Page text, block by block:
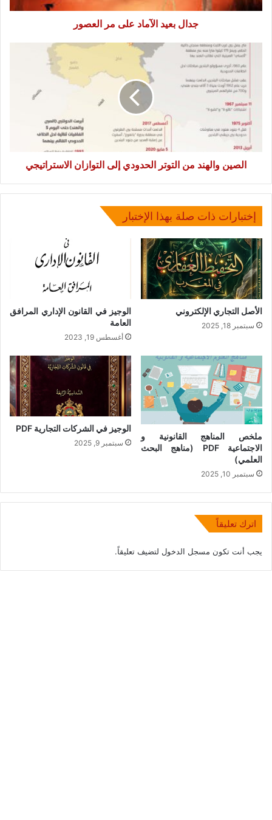
جدال بعيد الآماد على مر العصور
الصين
التوتر
الحدودي
التوازان
الاستراتيجي
الصين والهند من التوتر الحدودي إلى التوازان الاستراتيجي
إختبارات ذات صلة بهذا الإختبار
الأصل التجاري الإلكتروني
سبتمبر 18, 2025
الوجيز في القانون الإداري المرافق
العامة
أغسطس 19, 2023
ملخص المناهج القانونية و
الاجتماعية PDF (مناهج البحث
العلمي)
سبتمبر 10, 2025
الوجيز في الشركات التجارية PDF
سبتمبر 9, 2025
اترك تعليقاً
يجب أنت تكون مسجل الدخول لتضيف تعليقاً.